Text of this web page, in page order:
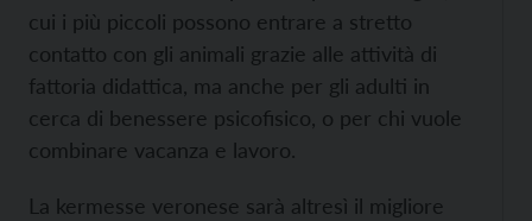
cui i più piccoli possono entrare a stretto
contatto con gli animali grazie alle attività di
fattoria didattica, ma anche per gli adulti in
cerca di benessere psicofisico, o per chi vuole
combinare vacanza e lavoro.
La kermesse veronese sarà altresì il migliore